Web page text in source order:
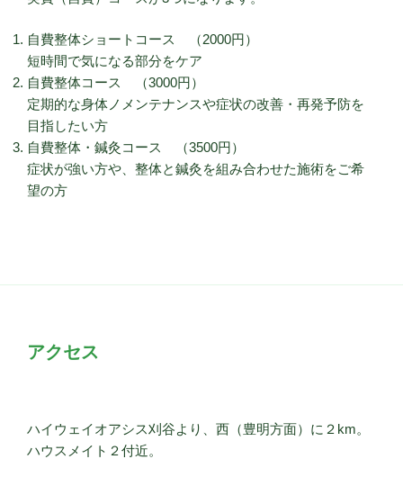
自費整体ショートコース （2000円）
短時間で気になる部分をケア
自費整体コース （3000円）
定期的な身体ノメンテナンスや症状の改善・再発予防を
目指したい方
自費整体・鍼灸コース （3500円）
症状が強い方や、整体と鍼灸を組み合わせた施術をご希
望の方
アクセス
ハイウェイオアシス刈谷より、西（豊明方面）に２km。
ハウスメイト２付近。